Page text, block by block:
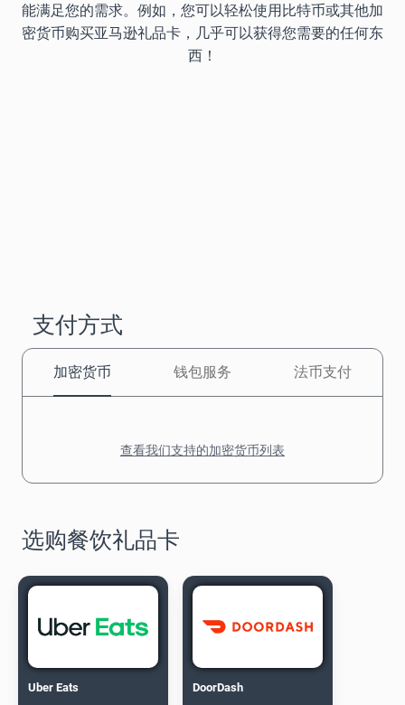
能满足您的需求。例如，您可以轻松使用比特币或其他加
密货币购买亚马逊礼品卡，几乎可以获得您需要的任何东
西！
支付方式
加密货币 钱包服务 法币支付
查看我们支持的加密货币列表
选购餐饮礼品卡
Uber Eats DoorDash